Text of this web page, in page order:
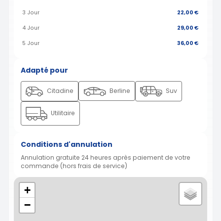
3 Jour 22,00 €
4 Jour 29,00 €
5 Jour 36,00 €
Adapté pour
Citadine Berline Suv
Utilitaire
Conditions d'annulation
Annulation gratuite 24 heures après paiement de votre
commande (hors frais de service)
+
−